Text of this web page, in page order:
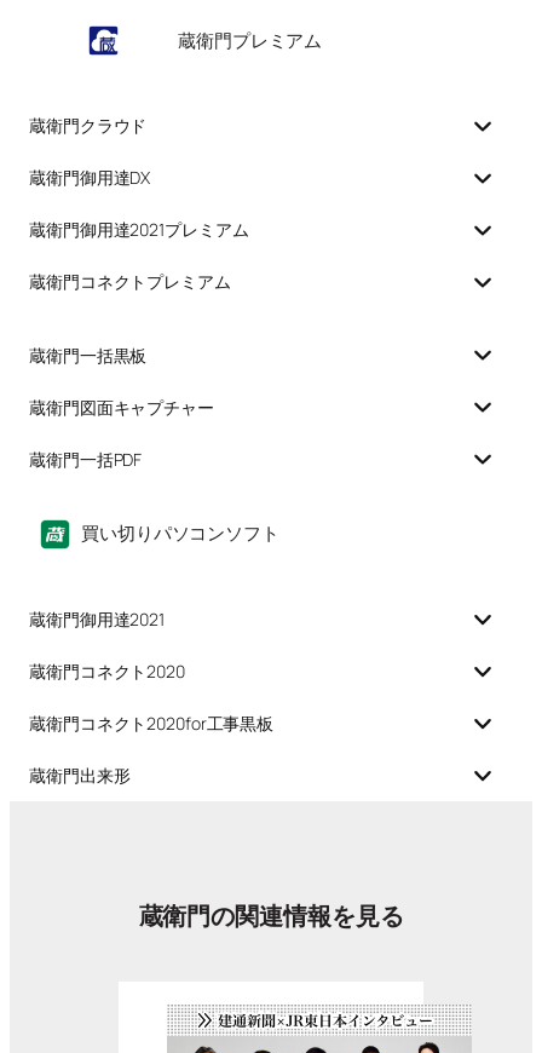
蔵衛門プレミアム
蔵衛門クラウド
蔵衛門御用達DX
蔵衛門御用達2021プレミアム
蔵衛門コネクトプレミアム
蔵衛門一括黒板
蔵衛門図面キャプチャー
蔵衛門一括PDF
買い切りパソコンソフト
蔵衛門御用達2021
蔵衛門コネクト2020
蔵衛門コネクト2020for工事黒板
蔵衛門出来形
蔵衛門の関連情報を見る